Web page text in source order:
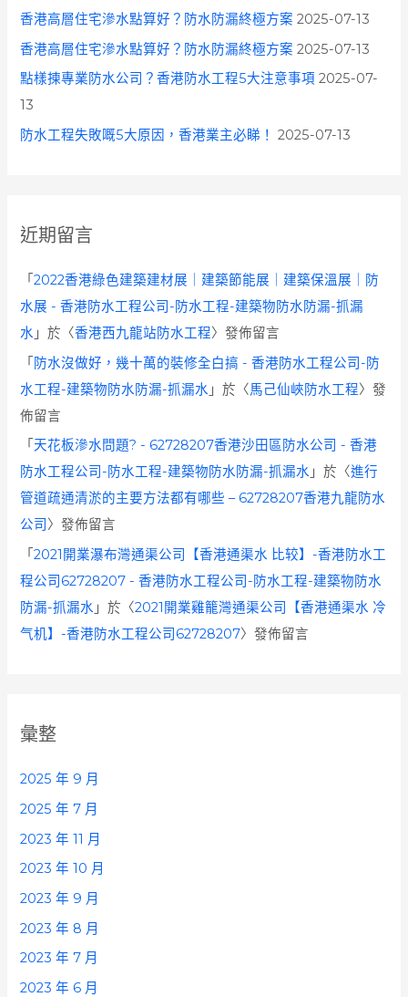
香港高層住宅滲水點算好？防水防漏終極方案 2025-07-13
香港高層住宅滲水點算好？防水防漏終極方案 2025-07-13
點樣揀專業防水公司？香港防水工程5大注意事項 2025-07-
13
防水工程失敗嘅5大原因，香港業主必睇！
2025-07-13
近期留言
「2022香港綠色建築建材展｜建築節能展｜建築保溫展｜防
水展 - 香港防水工程公司-防水工程-建築物防水防漏-抓漏
水 」於〈香港西九龍站防水工程〉發佈留言
「 防水沒做好，幾十萬的裝修全白搞 - 香港防水工程公司-防
水工程-建築物防水防漏-抓漏水 」於〈馬己仙峽防水工程〉發
佈留言
「 天花板滲水問題? - 62728207香港沙田區防水公司 - 香港
防水工程公司-防水工程-建築物防水防漏-抓漏水 」於〈進行
管道疏通清淤的主要方法都有哪些 – 62728207香港九龍防水
公司 〉發佈留言
「2021開業瀑布灣通渠公司【香港通渠水 比较】-香港防水工
程公司62728207 - 香港防水工程公司-防水工程-建築物防水
防漏-抓漏水 」於〈2021開業雞籠灣通渠公司【香港通渠水 冷
气机】-香港防水工程公司62728207〉發佈留言
彙整
2025 年 9 月
2025 年 7 月
2023 年 11 月
2023 年 10 月
2023 年 9 月
2023 年 8 月
2023 年 7 月
2023 年 6 月